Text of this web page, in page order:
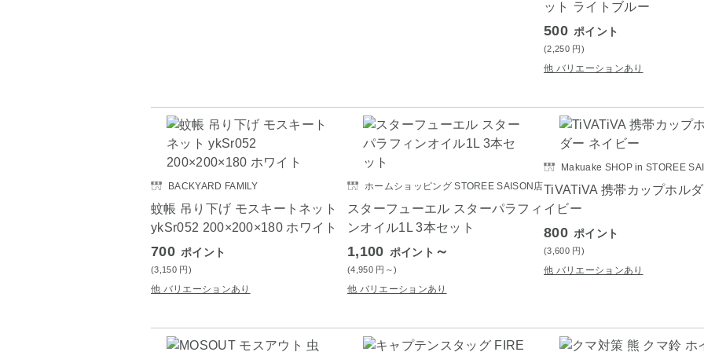
ット ライトブルー
500 ポイント
(2,250 円)
他 バリエーションあり
BACKYARD FAMILY
蚊帳 吊り下げ モスキートネット
ykSr052 200×200×180 ホワイト
700 ポイント
(3,150 円)
他 バリエーションあり
ホームショッピング STOREE SAISON店
スターフューエル スターパラフィ
ンオイル1L 3本セット
1,100 ポイント ～
(4,950 円 ～)
他 バリエーションあり
Makuake SHOP in STOREE
TiVATiVA 携帯カップホル
イビー
800 ポイント
(3,600 円)
他 バリエーションあり